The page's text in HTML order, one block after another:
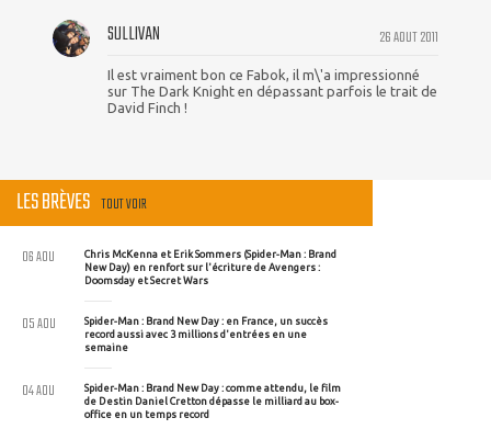
26 AOUT 2011
SULLIVAN
Il est vraiment bon ce Fabok, il m\'a impressionné
sur The Dark Knight en dépassant parfois le trait de
David Finch !
LES BRÈVES TOUT VOIR
Chris McKenna et Erik Sommers (Spider-Man : Brand
New Day) en renfort sur l'écriture de Avengers :
Doomsday et Secret Wars
06 AOU
Spider-Man : Brand New Day : en France, un succès
record aussi avec 3 millions d'entrées en une
semaine
05 AOU
Spider-Man : Brand New Day : comme attendu, le film
de Destin Daniel Cretton dépasse le milliard au box-
office en un temps record
04 AOU